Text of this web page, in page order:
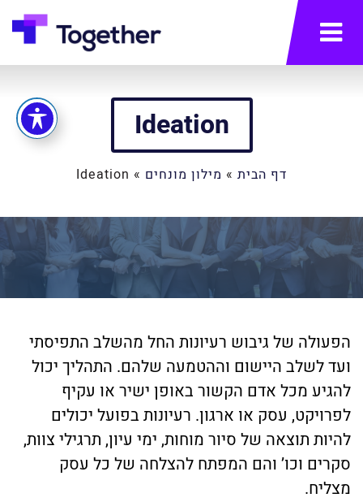
תפריט
Ideation
דף הבית » מילון מונחים »
Ideation
הפעולה של גיבוש רעיונות החל מהשלב התפיסתי
ועד לשלב היישום וההטמעה שלהם. התהליך יכול
להגיע מכל אדם הקשור באופן ישיר או עקיף
לפרויקט, עסק או ארגון. רעיונות בפועל יכולים
להיות תוצאה של סיור מוחות, ימי עיון, תרגילי צוות,
סקרים וכו’ והם המפתח להצלחה של כל עסק
מצליח.